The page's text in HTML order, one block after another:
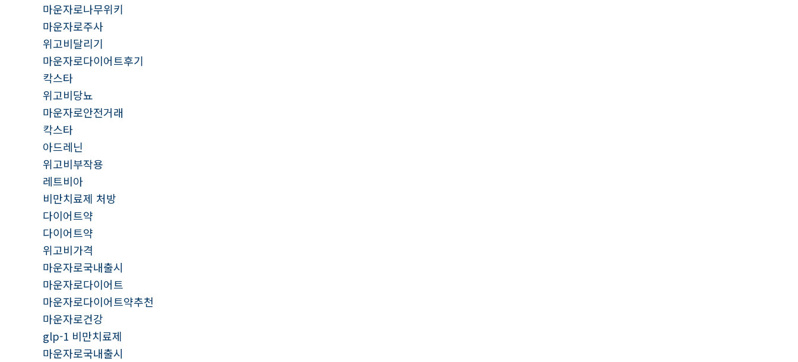
마운자로나무위키
마운자로주사
위고비달리기
마운자로다이어트후기
칵스타
위고비당뇨
마운자로안전거래
칵스타
아드레닌
위고비부작용
레트비아
비만치료제 처방
다이어트약
다이어트약
위고비가격
마운자로국내출시
마운자로다이어트
마운자로다이어트약추천
마운자로건강
glp-1 비만치료제
마운자로국내출시